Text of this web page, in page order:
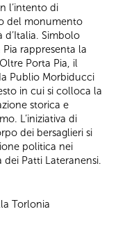
l’intento di
del monumento
d’Italia. Simbolo
rappresenta la
Porta Pia, il
Publio Morbiducci
in cui si colloca la
storica e
L’iniziativa di
dei bersaglieri si
politica nei
Patti Lateranensi.
Torlonia